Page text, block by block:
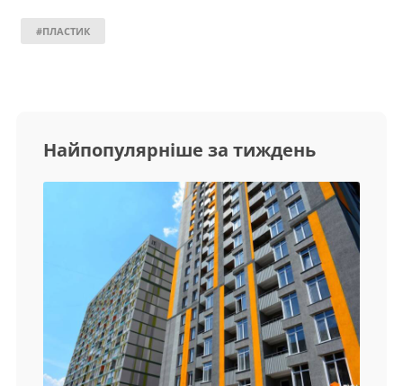
#ПЛАСТИК
Найпопулярніше за тиждень